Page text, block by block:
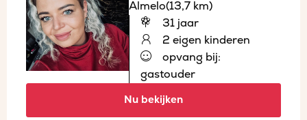
Almelo(13,7 km)
31 jaar
2 eigen kinderen
opvang bij:
gastouder
Nu bekijken